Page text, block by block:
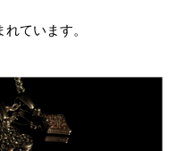
ています。